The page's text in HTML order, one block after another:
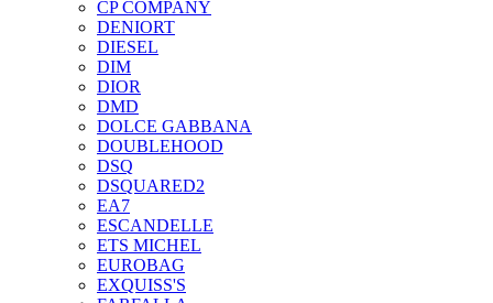
CP COMPANY
DENIORT
DIESEL
DIM
DIOR
DMD
DOLCE GABBANA
DOUBLEHOOD
DSQ
DSQUARED2
EA7
ESCANDELLE
ETS MICHEL
EUROBAG
EXQUISS'S